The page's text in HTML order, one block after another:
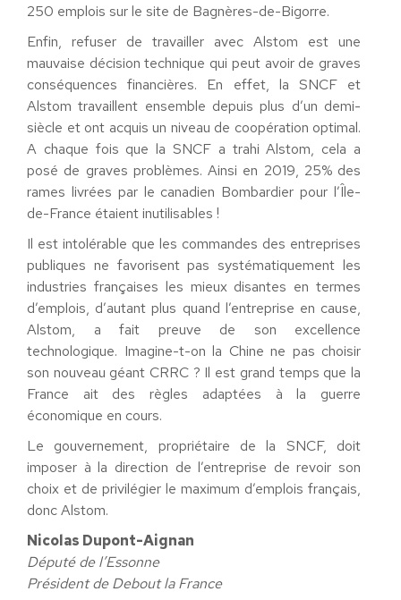
250 emplois sur le site de Bagnères-de-Bigorre.
Enfin, refuser de travailler avec Alstom est une
mauvaise décision technique qui peut avoir de graves
conséquences financières. En effet, la SNCF et
Alstom travaillent ensemble depuis plus d’un demi-
siècle et ont acquis un niveau de coopération optimal.
A chaque fois que la SNCF a trahi Alstom, cela a
posé de graves problèmes. Ainsi en 2019, 25% des
rames livrées par le canadien Bombardier pour l’Île-
de-France étaient inutilisables !
Il est intolérable que les commandes des entreprises
publiques ne favorisent pas systématiquement les
industries françaises les mieux disantes en termes
d’emplois, d’autant plus quand l’entreprise en cause,
Alstom, a fait preuve de son excellence
technologique. Imagine-t-on la Chine ne pas choisir
son nouveau géant CRRC ? Il est grand temps que la
France ait des règles adaptées à la guerre
économique en cours.
Le gouvernement, propriétaire de la SNCF, doit
imposer à la direction de l’entreprise de revoir son
choix et de privilégier le maximum d’emplois français,
donc Alstom.
Nicolas Dupont-Aignan
Député de l’Essonne
Président de Debout la France